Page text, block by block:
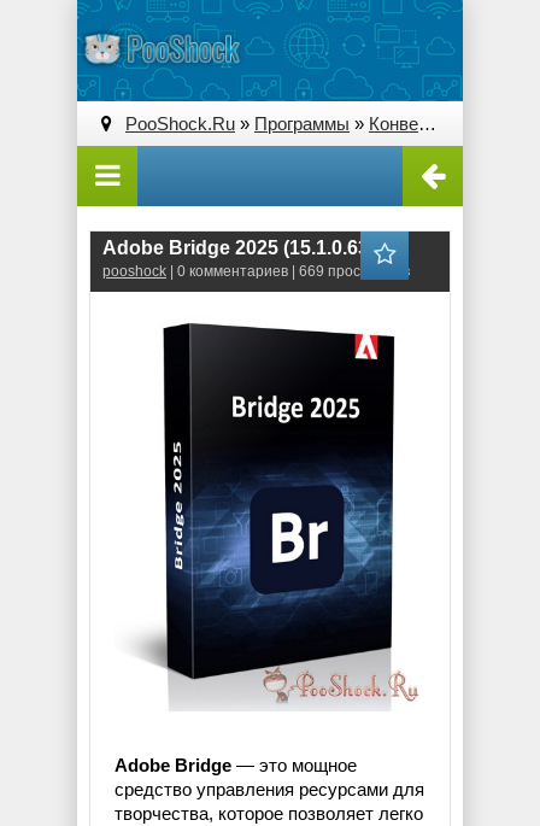
PooShock.Ru » Программы » Конверторы
Adobe Bridge 2025 (15.1.0.635)
pooshock | 0 комментариев | 669 просмотров
Adobe Bridge — это мощное
средство управления ресурсами для
творчества, которое позволяет легко